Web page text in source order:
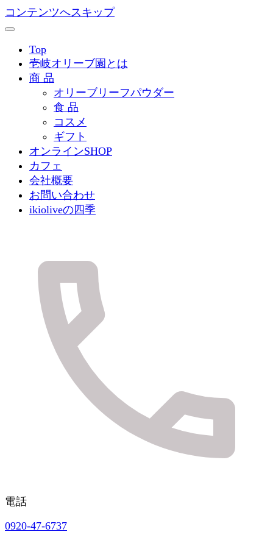
コンテンツへスキップ
Top
壱岐オリーブ園とは
商 品
オリーブリーフパウダー
食 品
コスメ
ギフト
オンラインSHOP
カフェ
会社概要
お問い合わせ
ikioliveの四季
電話
0920-47-6737